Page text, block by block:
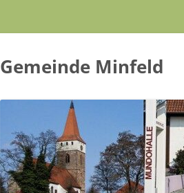
Gemeinde Minfeld